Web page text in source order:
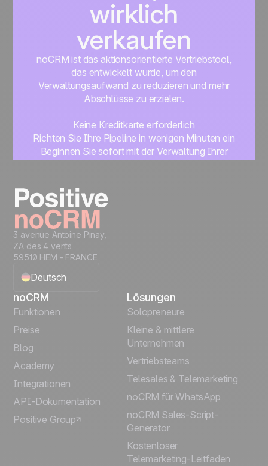
wirklich
verkaufen
noCRM ist das aktionsorientierte Vertriebstool,
das entwickelt wurde, um den
Verwaltungsaufwand zu reduzieren und mehr
Abschlüsse zu erzielen.
Keine Kreditkarte erforderlich
Richten Sie Ihre Pipeline in wenigen Minuten ein
Beginnen Sie sofort mit der Verwaltung Ihrer
3 avenue Antoine Pinay,
ZA des 4 vents
59510 HEM - FRANCE
Deutsch
English
Español
Português
Italiano
noCRM
Funktionen
Preise
Blog
Academy
Integrationen
API-Dokumentation
Positive Group
Lösungen
Solopreneure
Kleine & mittlere
Unternehmen
Vertriebsteams
Telesales & Telemarketing
noCRM für WhatsApp
noCRM Sales-Script-
Generator
Kostenloser
Telemarketing-Leitfaden